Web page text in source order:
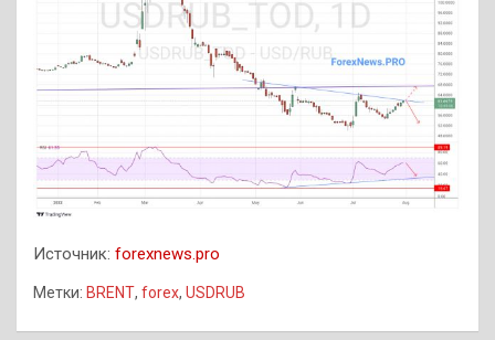
Источник: forexnews.pro
Метки: BRENT, forex, USDRUB